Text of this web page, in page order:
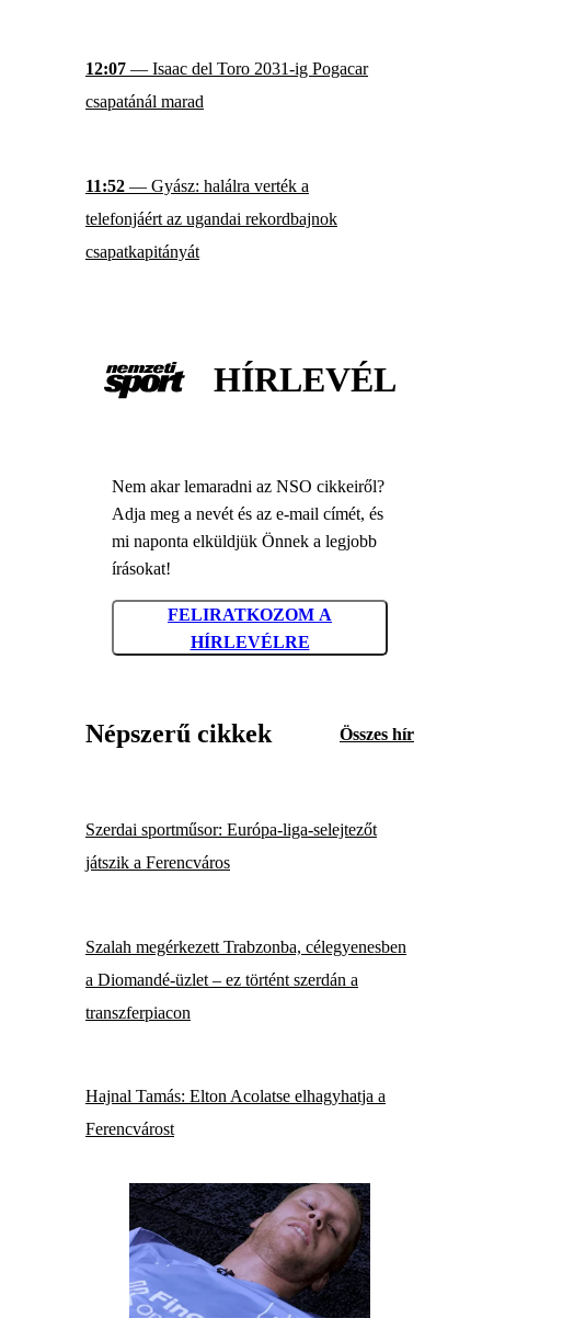
12:07 — Isaac del Toro 2031-ig Pogacar
csapatánál marad
11:52 — Gyász: halálra verték a
telefonjáért az ugandai rekordbajnok
csapatkapitányát
HÍRLEVÉL
Nem akar lemaradni az NSO cikkeiről?
Adja meg a nevét és az e-mail címét, és
mi naponta elküldjük Önnek a legjobb
írásokat!
FELIRATKOZOM A
HÍRLEVÉLRE
Népszerű cikkek Összes hír
Szerdai sportműsor: Európa-liga-selejtezőt
játszik a Ferencváros
Szalah megérkezett Trabzonba, célegyenesben
a Diomandé-üzlet – ez történt szerdán a
transzferpiacon
Hajnal Tamás: Elton Acolatse elhagyhatja a
Ferencvárost